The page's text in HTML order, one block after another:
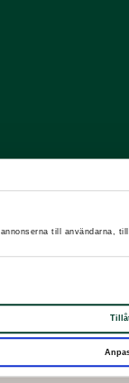
till användarna,